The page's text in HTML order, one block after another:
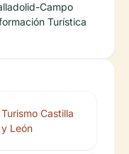
Campo
Turística
Turismo Castilla
y León